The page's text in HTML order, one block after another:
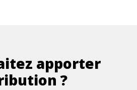
apporter
?